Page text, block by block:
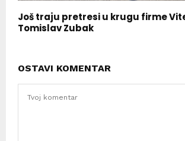
Još traju pretresi u krugu firme
Tomislav Zubak
OSTAVI KOMENTAR